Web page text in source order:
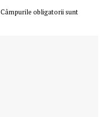
Câmpurile obligatorii sunt